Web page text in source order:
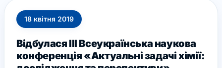
18 квітня 2019
Відбулася ІІІ Всеукраїнська наукова
конференція «Актуальні задачі хімії: